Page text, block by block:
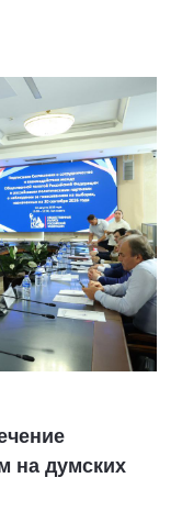
на думских